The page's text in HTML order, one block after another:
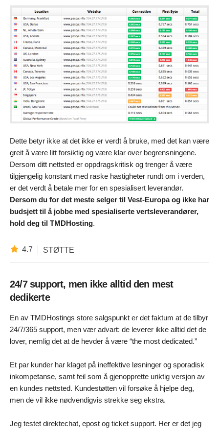
Dette betyr ikke at det ikke er verdt å bruke, med det kan være
greit å være litt forsiktig og være klar over begrensningene.
Dersom ditt nettsted er oppdragskritisk og trenger å være
tilgjengelig konstant med raske hastigheter rundt om i verden,
er det verdt å betale mer for en spesialisert leverandør.
Dersom du for det meste selger til Vest-Europa og ikke har
budsjett til å jobbe med spesialiserte vertsleverandører,
hold deg til TMDHosting.
4.7 STØTTE
24/7 support, men ikke alltid den mest
dedikerte
En av TMDHostings store salgspunkt er det faktum at de tilbyr
24/7/365 support, men vær advart: de leverer ikke alltid det de
lover, nemlig det at de hevder å være “the most dedicated.”
Et par kunder har klaget på ineffektive løsninger og sporadisk
inkompetanse, samt feil som å gjenopprette uriktig versjon av
en kundes nettsted. Kundestøtten vil forsøke å hjelpe deg,
men de vil ikke nødvendigvis strekke seg ekstra.
Jeg testet direktechat, epost og ticket support. Her er det jeg